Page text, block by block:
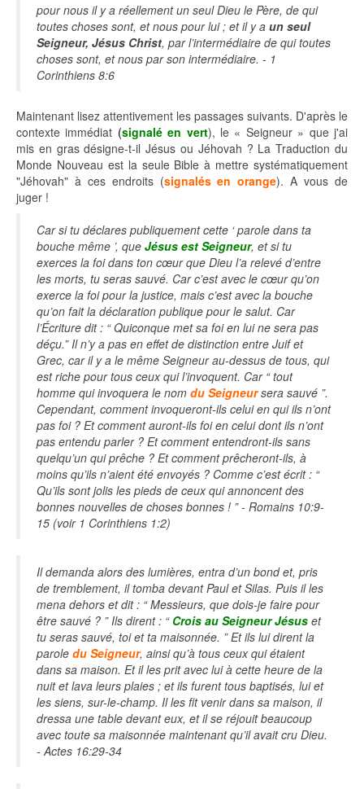
pour nous il y a réellement un seul Dieu le Père, de qui
toutes choses sont, et nous pour lui ; et il y a un seul
Seigneur, Jésus Christ, par l’intermédiaire de qui toutes
choses sont, et nous par son intermédiaire. - 1
Corinthiens 8:6
Maintenant lisez attentivement les passages suivants. D'après le
contexte immédiat (signalé en vert), le « Seigneur » que j'ai
mis en gras désigne-t-il Jésus ou Jéhovah ? La Traduction du
Monde Nouveau est la seule Bible à mettre systématiquement
"Jéhovah" à ces endroits (signalés en orange). A vous de
juger !
Car si tu déclares publiquement cette ‘ parole dans ta
bouche même ’, que Jésus est Seigneur, et si tu
exerces la foi dans ton cœur que Dieu l’a relevé d’entre
les morts, tu seras sauvé. Car c’est avec le cœur qu’on
exerce la foi pour la justice, mais c’est avec la bouche
qu’on fait la déclaration publique pour le salut. Car
l’Écriture dit : “ Quiconque met sa foi en lui ne sera pas
déçu.” Il n’y a pas en effet de distinction entre Juif et
Grec, car il y a le même Seigneur au-dessus de tous, qui
est riche pour tous ceux qui l’invoquent. Car “ tout
homme qui invoquera le nom du Seigneursera sauvé ”.
Cependant, comment invoqueront-ils celui en qui ils n’ont
pas foi ? Et comment auront-ils foi en celui dont ils n’ont
pas entendu parler ? Et comment entendront-ils sans
quelqu’un qui prêche ? Et comment prêcheront-ils, à
moins qu’ils n’aient été envoyés ? Comme c’est écrit : “
Qu’ils sont jolis les pieds de ceux qui annoncent des
bonnes nouvelles de choses bonnes ! ” - Romains 10:9-
15 (voir 1 Corinthiens 1:2)
Il demanda alors des lumières, entra d’un bond et, pris
de tremblement, il tomba devant Paul et Silas. Puis il les
mena dehors et dit : “ Messieurs, que dois-je faire pour
être sauvé ? ” Ils dirent : “ Crois au Seigneur Jésus et
tu seras sauvé, toi et ta maisonnée. ” Et ils lui dirent la
parole du Seigneur, ainsi qu’à tous ceux qui étaient
dans sa maison. Et il les prit avec lui à cette heure de la
nuit et lava leurs plaies ; et ils furent tous baptisés, lui et
les siens, sur-le-champ. Il les fit venir dans sa maison, il
dressa une table devant eux, et il se réjouit beaucoup
avec toute sa maisonnée maintenant qu’il avait cru Dieu.
- Actes 16:29-34